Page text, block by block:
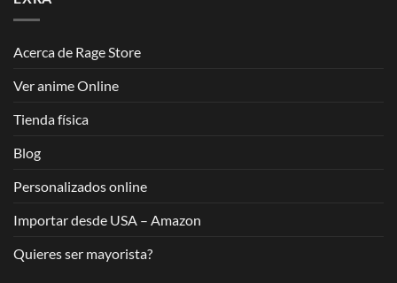
Acerca de Rage Store
Ver anime Online
Tienda física
Blog
Personalizados online
Importar desde USA – Amazon
Quieres ser mayorista?